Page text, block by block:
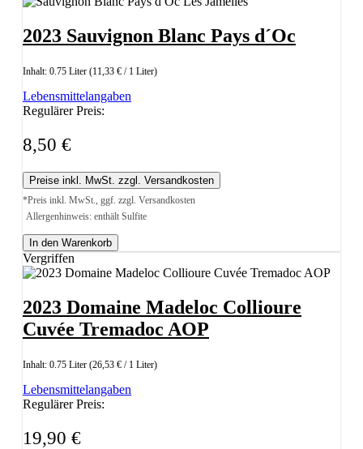
2023 Sauvignon Blanc Pays d´Oc
Inhalt: 0.75 Liter (11,33 € / 1 Liter)
Lebensmittelangaben
Regulärer Preis:
8,50 €
Preise inkl. MwSt. zzgl. Versandkosten
*Preis inkl. MwSt., ggf. zzgl. Versandkosten
Allergenhinweis: enthält Sulfite
In den Warenkorb
Vergriffen
2023 Domaine Madeloc Collioure
Cuvée Tremadoc AOP
Inhalt: 0.75 Liter (26,53 € / 1 Liter)
Lebensmittelangaben
Regulärer Preis:
19,90 €